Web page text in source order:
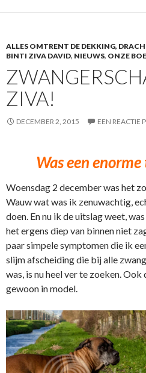
ALLES OMTRENT DE DEKKING,
BINTI ZIVA DAVID, NIEUWS, ONZE
ZIVA!
DECEMBER 2, 2015 EEN REACTIE
Was een
Woensdag 2 december was het
Wauw wat was ik zenuwachtig,
doen. En nu ik de uitslag weet,
het ergens diep van binnen niet
paar simpele symptomen die ik
slijm afscheiding die bij alle
was, is nu heel ver te zoeken.
gewoon in model.